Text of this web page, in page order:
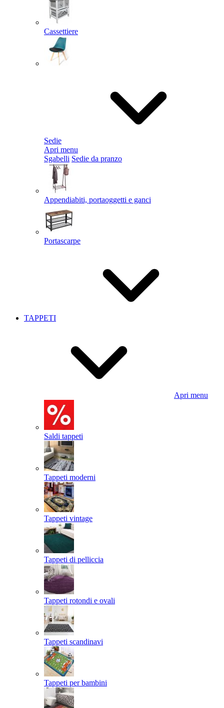
Cassettiere
Sedie
Apri menu
Sgabelli Sedie da pranzo
Appendiabiti, portaoggetti e ganci
Portascarpe
TAPPETI
Apri menu
Saldi tappeti
Tappeti moderni
Tappeti vintage
Tappeti di pelliccia
Tappeti rotondi e ovali
Tappeti scandinavi
Tappeti per bambini